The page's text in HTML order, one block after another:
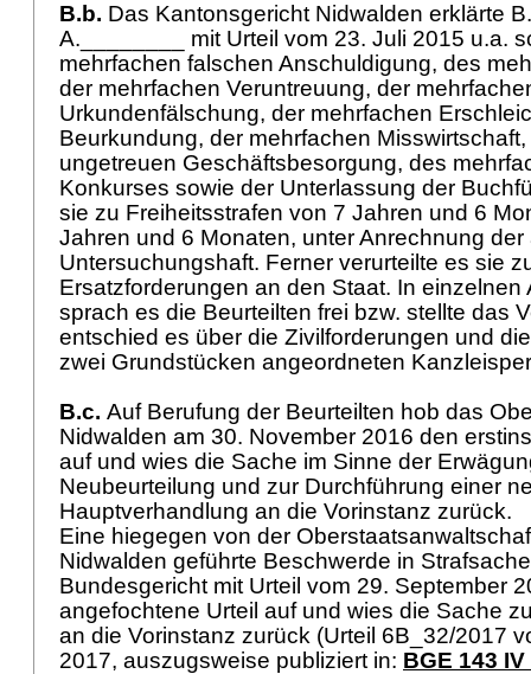
B.b. Das Kantonsgericht Nidwalden erklärte
A.________ mit Urteil vom 23. Juli 2015 u.a.
mehrfachen falschen Anschuldigung, des
der mehrfachen Veruntreuung, der
Urkundenfälschung, der mehrfachen
Beurkundung, der mehrfachen
ungetreuen Geschäftsbesorgung, des
Konkurses sowie der Unterlassung der
sie zu Freiheitsstrafen von 7 Jahren und 6
Jahren und 6 Monaten, unter Anrechnung
Untersuchungshaft. Ferner verurteilte es sie
Ersatzforderungen an den Staat. In einzelnen
sprach es die Beurteilten frei bzw. stellte das
entschied es über die Zivilforderungen und
zwei Grundstücken angeordneten
B.c. Auf Berufung der Beurteilten hob das
Nidwalden am 30. November 2016 den
auf und wies die Sache im Sinne der
Neubeurteilung und zur Durchführung einer
Hauptverhandlung an die Vorinstanz zurück.
Eine hiegegen von der
Nidwalden geführte Beschwerde in
Bundesgericht mit Urteil vom 29. September
angefochtene Urteil auf und wies die Sache
an die Vorinstanz zurück (Urteil 6B_32/2017
2017, auszugsweise publiziert in: BGE 143 IV